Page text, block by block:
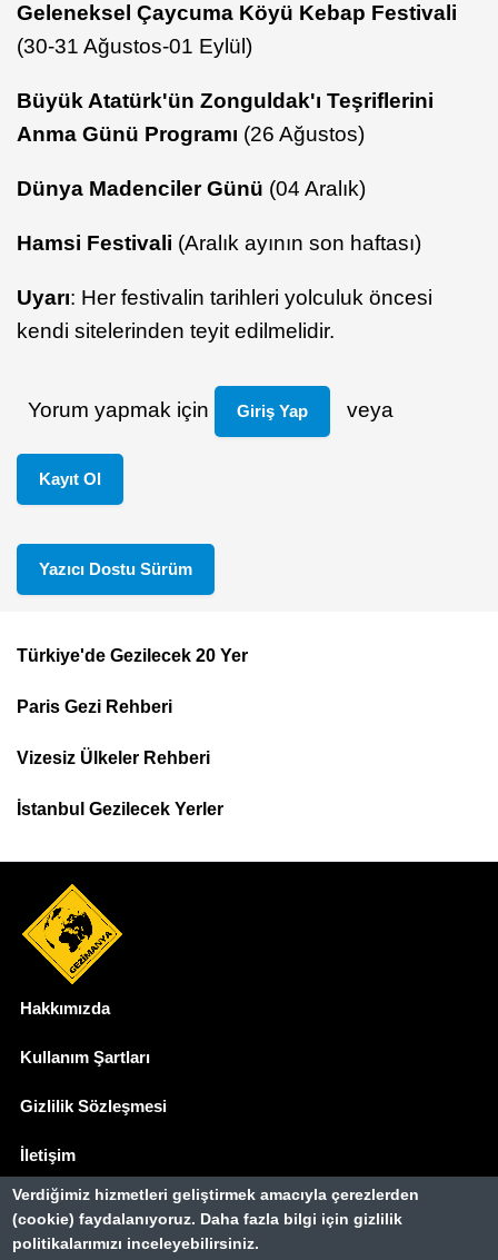
Geleneksel Çaycuma Köyü Kebap Festivali
(30-31 Ağustos-01 Eylül)
Büyük Atatürk'ün Zonguldak'ı Teşriflerini
Anma Günü Programı (26 Ağustos)
Dünya Madenciler Günü (04 Aralık)
Hamsi Festivali (Aralık ayının son haftası)
Uyarı: Her festivalin tarihleri yolculuk öncesi
kendi sitelerinden teyit edilmelidir.
Yorum yapmak için Giriş Yap veya
Kayıt Ol
Yazıcı Dostu Sürüm
Top
Menu
Türkiye'de Gezilecek 20 Yer
Paris Gezi Rehberi
Vizesiz Ülkeler Rehberi
İstanbul Gezilecek Yerler
Hakkımızda
Kullanım Şartları
Gizlilik Sözleşmesi
İletişim
Basında Biz
Gezimanya Turizm, TÜRSAB'a kayıtlı bir
Verdiğimiz hizmetleri geliştirmek amacıyla çerezlerden
(cookie) faydalanıyoruz. Daha fazla bilgi için gizlilik
politikalarımızı inceleyebilirsiniz.